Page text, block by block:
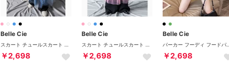
Belle Cie
￥2,698
Belle Cie
￥2,698
Belle Cie
￥2,698